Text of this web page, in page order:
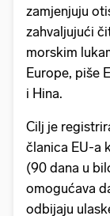
zamjenjuju
zahvaljujući
morskim
Europe, piše
i Hina.
Cilj je
članica EU-a
(90 dana u
omogućava
odbijaju